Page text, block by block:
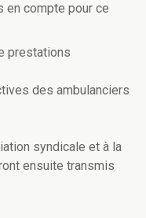
compte pour ce
prestations
des ambulanciers
syndicale et à la
ensuite transmis